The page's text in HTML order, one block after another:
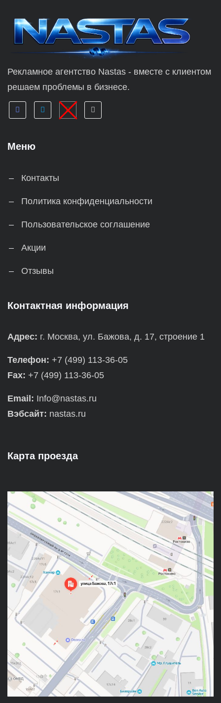
Рекламное агентство Nastas - вместе с клиентом
решаем проблемы в бизнесе.
Меню
Контакты
Политика конфиденциальности
Пользовательское соглашение
Акции
Отзывы
Контактная информация
Адрес: г. Москва, ул. Бажова, д. 17, строение 1
Телефон: +7 (499) 113-36-05
Fax: +7 (499) 113-36-05
Email: Info@nastas.ru
Вэбсайт: nastas.ru
Карта проезда